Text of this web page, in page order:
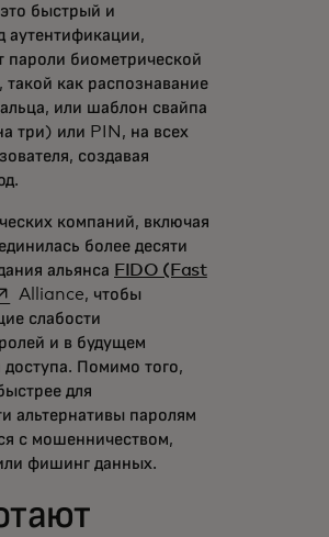
быстрый и
аутентификации,
пароли биометрической
такой как распознавание
или шаблон свайпа
три) или PIN, на всех
создавая
компаний, включая
более десяти
альянса FIDO (Fast
in a new tab
Alliance, чтобы
слабости
и в будущем
Помимо того,
для
альтернативы паролям
с мошенничеством,
фишинг данных.